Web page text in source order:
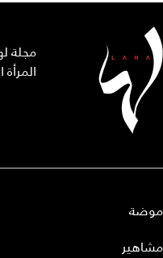
مجلة
موضة
مشاهير